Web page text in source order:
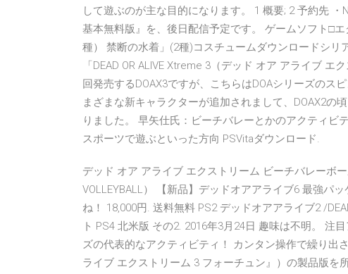
して遊ぶのが主な目的になります。 1 概要; 2 予約先
基本無料版』を、後日配信予定です。 ゲームソフト□
種） 禁断の水着」(2種)コスチュームダウンロードシリ
「DEAD OR ALIVE Xtreme 3（デッド オア アライブ
回発売するDOAX3ですが、こちらはDOAシリーズのス
まざまな新キャラクターが追加されまして、DOAX2の
りました。 早矢仕氏：ビーチバレーとかのアクティビ
スポーツで遊ぶといった方向 PSVitaダウンロード.
デッド オア アライブ エクストリーム ビーチバレーボー
VOLLEYBALL） 【新品】デッドオアアライブ6 最強パ
ね！ 18,000円. 送料無料 PS2 デッドオアアライブ2 /
ト PS4 北米版 その2. 2016年3月24日 趣味は不明。 注
ズの代表的なアクティビティ！ カンタン操作で繰り出
ライブ エクストリーム 3 フォーチュン』）の製品版を